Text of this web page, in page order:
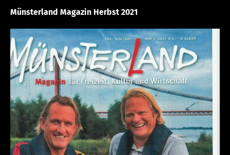
Münsterland Magazin Herbst 2021